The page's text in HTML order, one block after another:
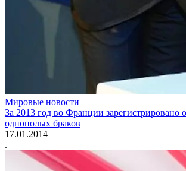
Мировые новости
За 2013 год во Франции зарегистрировано
однополых браков
17.01.2014
.